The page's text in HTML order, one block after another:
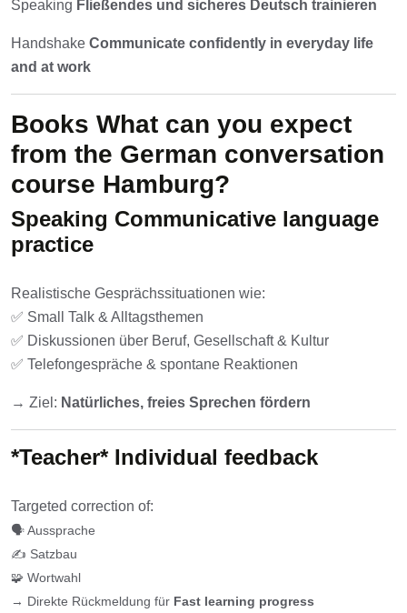
Speaking Fließendes und sicheres Deutsch trainieren
Handshake Communicate confidently in everyday life
and at work
Books What can you expect
from the German conversation
course Hamburg?
Speaking Communicative language
practice
Realistische Gesprächssituationen wie:
✅ Small Talk & Alltagsthemen
✅ Diskussionen über Beruf, Gesellschaft & Kultur
✅ Telefongespräche & spontane Reaktionen
→ Ziel: Natürliches, freies Sprechen fördern
*Teacher* Individual feedback
Targeted correction of:
🗣️ Aussprache
✍️ Satzbau
🧩 Wortwahl
→ Direkte Rückmeldung für Fast learning progress